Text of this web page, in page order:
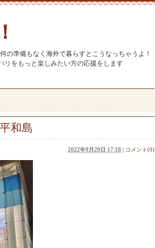
の準備もなく海外で暮らすとこうなっちゃうよ！
リをもっと楽しみたい方の応援をします
和島
2022年9月29日 17:18 | コメント(0)